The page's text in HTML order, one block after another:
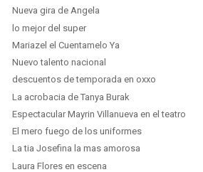
Nueva gira de Angela
lo mejor del super
Mariazel el Cuentamelo Ya
Nuevo talento nacional
descuentos de temporada en oxxo
La acrobacia de Tanya Burak
Espectacular Mayrin Villanueva en el teatro
El mero fuego de los uniformes
La tia Josefina la mas amorosa
Laura Flores en escena